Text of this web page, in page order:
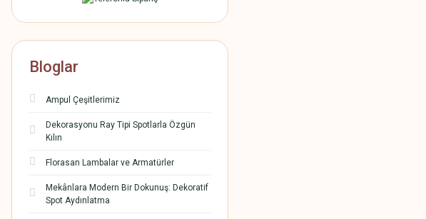
Bloglar
Ampul Çeşitlerimiz
Dekorasyonu Ray Tipi Spotlarla Özgün
Kılın
Florasan Lambalar ve Armatürler
Mekânlara Modern Bir Dokunuş: Dekoratif
Spot Aydınlatma